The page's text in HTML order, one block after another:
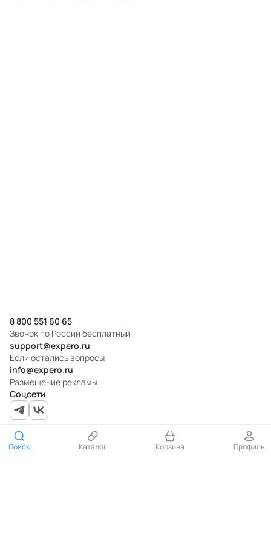
Поиск Каталог Корзина Профиль
8 800 551 60 65
Звонок по России бесплатный
support@expero.ru
Если остались вопросы
info@expero.ru
Размещение рекламы
Соцсети
Документы